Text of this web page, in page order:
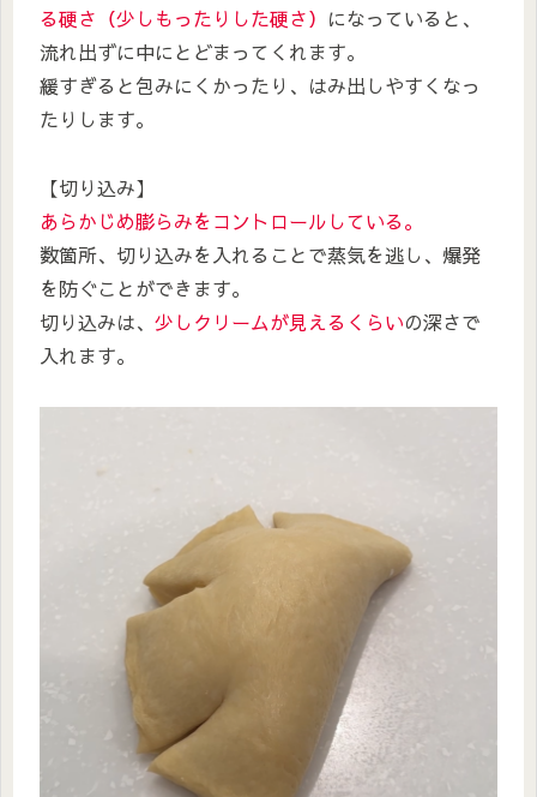
る硬さ（少しもったりした硬さ） になっていると、
流れ出ずに中にとどまってくれます。
緩すぎると包みにくかったり、はみ出しやすくなっ
たりします。
【切り込み】
あらかじめ膨らみをコントロールしている。
数箇所、切り込みを入れることで蒸気を逃し、爆発
を防ぐことができます。
切り込みは、 少しクリームが見えるくらいの深さで
入れます。